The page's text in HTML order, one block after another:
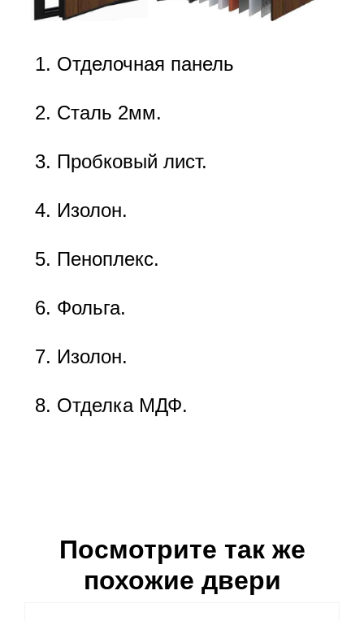
Отделочная панель
Сталь 2мм.
Пробковый лист.
Изолон.
Пеноплекс.
Фольга.
Изолон.
Отделка МДФ.
Посмотрите так же
похожие двери